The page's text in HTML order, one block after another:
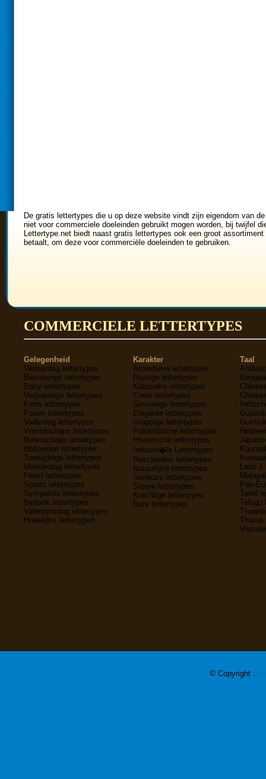
De gratis lettertypes die u op deze website vindt zijn eigendom van
niet voor commerciele doeleinden gebruikt mogen worden, bij twijfel
Lettertype.net biedt naast gratis lettertypes ook een groot
betaalt, om deze voor commerciële doeleinden te gebruiken.
COMMERCIELE LETTERTYPES
Gelegenheid
Verjaardag lettertypes
Bekronings lettertypes
Baby lettertypes
Verjaardags lettertypes
Kerts lettertypes
Pasen lettertypes
Vaderdag lettertypes
Vriendschaps lettertypes
Beterschaps lettertypes
Halloween lettertypes
Toewijdings lettertypes
Moederdag lettertypes
Feest lettertypes
Sports lettertypes
Sympathie lettertypes
Bedank lettertypes
Valentijnsdag lettertypes
Huwelijks lettertypes
Karakter
Assertieve lettertypes
Rustige lettertypes
Klassieke lettertypes
Coole lettertypes
Gevoelige lettertypes
Elegante lettertypes
Grappige lettertypes
Futuristische lettertypes
Historische lettertypes
Industri�le Lettertypes
Bescheiden lettertypes
Natuurlijke lettertypes
Serieuze lettertypes
Stoere lettertypes
Krachtige lettertypes
Rare lettertypes
Taal
Latin 1
Pan-
Tamil
Telugu
Thaise
© Copyright